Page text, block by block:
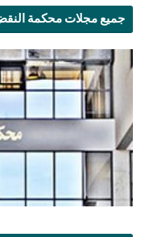
جميع مجلات محكمة